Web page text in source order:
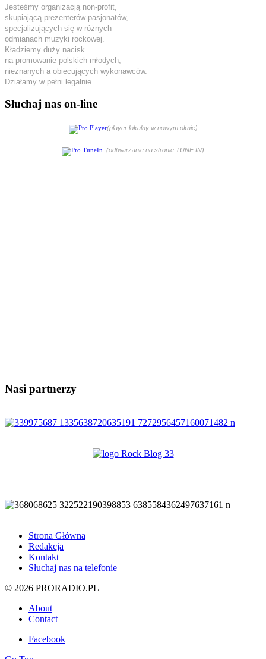
Jesteśmy organizacją non-profit,
skupiającą prezenterów-pasjonatów,
specjalizujących się w różnych
odmianach muzyki rockowej.
Kładziemy duży nacisk
na promowanie polskich młodych,
nieznanych a obiecujących wykonawców.
Działamy w pełni legalnie.
Słuchaj nas on-line
(player lokalny w nowym oknie)
(odtwarzanie na stronie TUNE IN)
Nasi partnerzy
Strona Główna
Redakcja
Kontakt
Słuchaj nas na telefonie
© 2026 PRORADIO.PL
About
Contact
Facebook